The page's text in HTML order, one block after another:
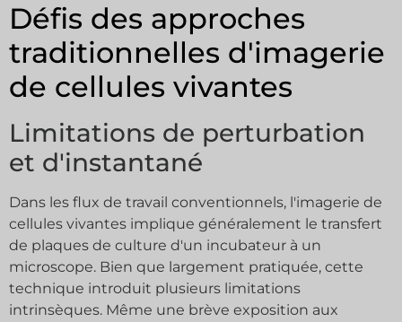
Défis des approches
traditionnelles d'imagerie
de cellules vivantes
Limitations de perturbation
et d'instantané
Dans les flux de travail conventionnels, l'imagerie de
cellules vivantes implique généralement le transfert
de plaques de culture d'un incubateur à un
microscope. Bien que largement pratiquée, cette
technique introduit plusieurs limitations
intrinsèques. Même une brève exposition aux